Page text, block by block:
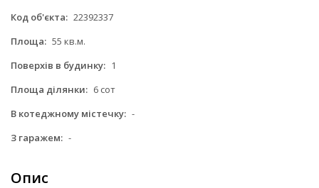
Код об'єкта: 22392337
Площа: 55 кв.м.
Поверхів в будинку: 1
Площа ділянки: 6 сот
В котеджному містечку: -
З гаражем: -
Опис